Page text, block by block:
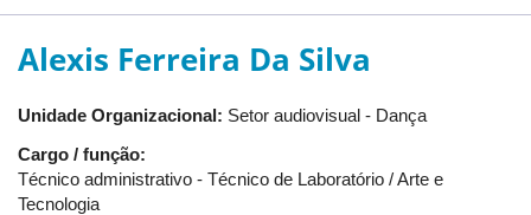
Alexis Ferreira Da Silva
Unidade Organizacional: Setor audiovisual - Dança
Cargo / função:
Técnico administrativo - Técnico de Laboratório / Arte e
Tecnologia